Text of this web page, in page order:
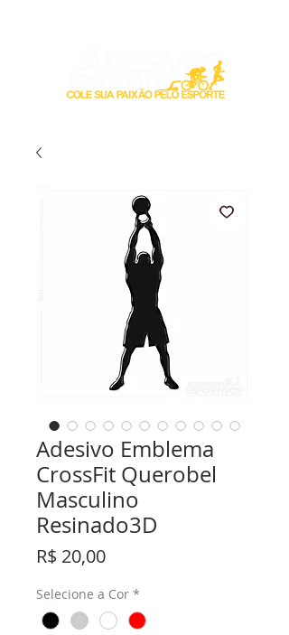
Adesivo Emblema
CrossFit Querobel
Masculino
Resinado3D
R$ 20,00Preço
Selecione a Cor *